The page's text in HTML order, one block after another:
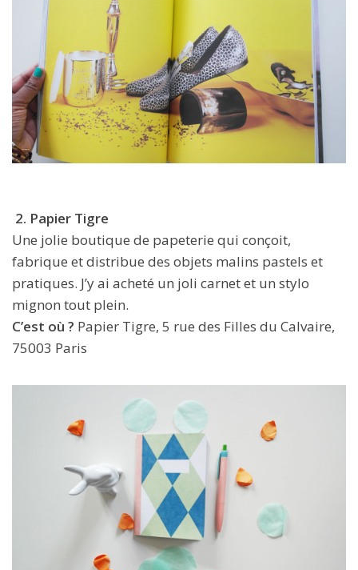
2. Papier Tigre
Une jolie boutique de papeterie qui conçoit,
fabrique et distribue des objets malins pastels et
pratiques. J’y ai acheté un joli carnet et un stylo
mignon tout plein.
C’est où ? Papier Tigre, 5 rue des Filles du Calvaire,
75003 Paris